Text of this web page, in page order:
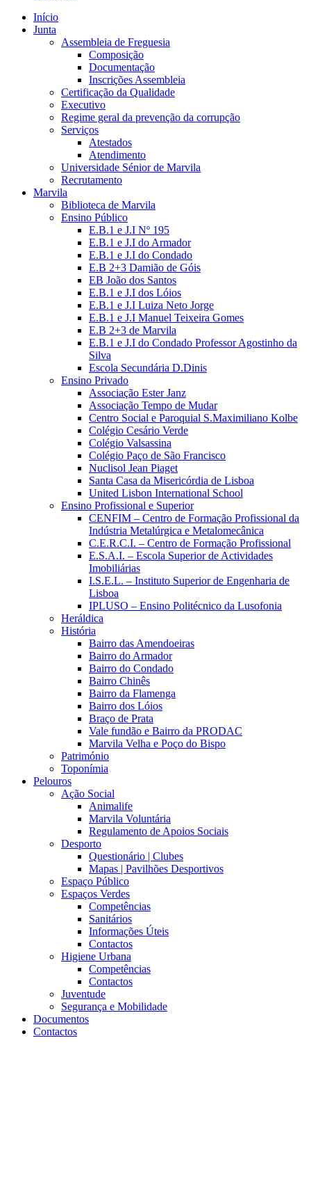
Início
Junta
Assembleia de Freguesia
Composição
Documentação
Inscrições Assembleia
Certificação da Qualidade
Executivo
Regime geral da prevenção da corrupção
Serviços
Atestados
Atendimento
Universidade Sénior de Marvila
Recrutamento
Marvila
Biblioteca de Marvila
Ensino Público
E.B.1 e J.I Nº 195
E.B.1 e J.I do Armador
E.B.1 e J.I do Condado
E.B 2+3 Damião de Góis
EB João dos Santos
E.B.1 e J.I dos Lóios
E.B.1 e J.I Luiza Neto Jorge
E.B.1 e J.I Manuel Teixeira Gomes
E.B 2+3 de Marvila
E.B.1 e J.I do Condado Professor Agostinho da
Silva
Escola Secundária D.Dinis
Ensino Privado
Associação Ester Janz
Associação Tempo de Mudar
Centro Social e Paroquial S.Maximiliano Kolbe
Colégio Cesário Verde
Colégio Valsassina
Colégio Paço de São Francisco
Nuclisol Jean Piaget
Santa Casa da Misericórdia de Lisboa
United Lisbon International School
Ensino Profissional e Superior
CENFIM – Centro de Formação Profissional da
Indústria Metalúrgica e Metalomecânica
C.E.R.C.I. – Centro de Formação Profissional
E.S.A.I. – Escola Superior de Actividades
Imobiliárias
I.S.E.L. – Instituto Superior de Engenharia de
Lisboa
IPLUSO – Ensino Politécnico da Lusofonia
Heráldica
História
Bairro das Amendoeiras
Bairro do Armador
Bairro do Condado
Bairro Chinês
Bairro da Flamenga
Bairro dos Lóios
Braço de Prata
Vale fundão e Bairro da PRODAC
Marvila Velha e Poço do Bispo
Património
Toponímia
Pelouros
Ação Social
Animalife
Marvila Voluntária
Regulamento de Apoios Sociais
Desporto
Questionário | Clubes
Mapas | Pavilhões Desportivos
Espaço Público
Espaços Verdes
Competências
Sanitários
Informações Úteis
Contactos
Higiene Urbana
Competências
Contactos
Juventude
Segurança e Mobilidade
Documentos
Contactos